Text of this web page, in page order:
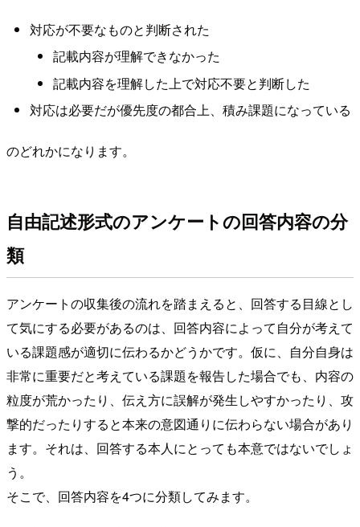
対応が不要なものと判断された
記載内容が理解できなかった
記載内容を理解した上で対応不要と判断した
対応は必要だが優先度の都合上、積み課題になっている
のどれかになります。
自由記述形式のアンケートの回答内容の分
類
アンケートの収集後の流れを踏まえると、回答する目線とし
て気にする必要があるのは、回答内容によって自分が考えて
いる課題感が適切に伝わるかどうかです。仮に、自分自身は
非常に重要だと考えている課題を報告した場合でも、内容の
粒度が荒かったり、伝え方に誤解が発生しやすかったり、攻
撃的だったりすると本来の意図通りに伝わらない場合があり
ます。それは、回答する本人にとっても本意ではないでしょ
う。
そこで、回答内容を4つに分類してみます。